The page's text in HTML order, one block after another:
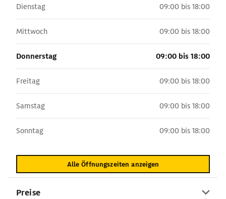
Dienstag 09:00 bis 18:00
Mittwoch 09:00 bis 18:00
Donnerstag 09:00 bis 18:00
Freitag 09:00 bis 18:00
Samstag 09:00 bis 18:00
Sonntag 09:00 bis 18:00
Alle Öffnungszeiten anzeigen
Preise